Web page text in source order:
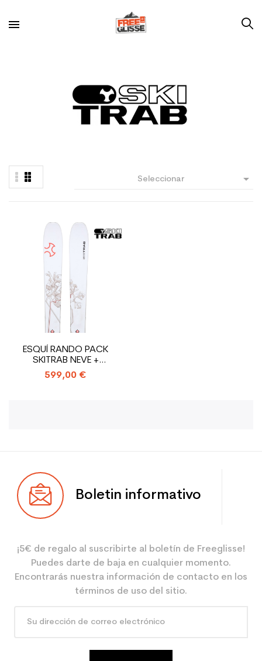
Seleccionar 
ESQUÍ RANDO PACK
SKITRAB NEVE +
FIJACIONES SKITRAB TR1
599,00 €
Boletin informativo
¡5€ de regalo al suscribirte al boletín de Freeglisse!
Puedes darte de baja en cualquier momento.
Encontrarás nuestra información de contacto en los
términos de uso del sitio.